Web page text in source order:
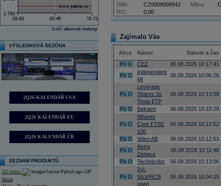
Další akciové indexy
VÝSLEDKOVÁ SEZÓNA
2Q26 KALENDÁŘ USA
2Q26 KALENDÁŘ EU
2Q26 KALENDÁŘ ČR
SEZNAM PRODUKTŮ
AD Index
Akcie
RIC: 0,00
ISIN: CZ0009008942 Měna:
Zajímalo Vás
Akce Název
Datum a čas
Po O ČEZ
06.08.2026 10:17:41
Po O
Independent
MI
06.08.2026 10:06:26
Po O
Leverage
Shares 3x
Tesla ETP
06.08.2026 10:13:08
Po O Bekaert 06.08.2026 10:10:29
Po O
iShares
Core FTSE
100
06.08.2026 10:12:52
Po O Volvo AB
06.08.2026 10:12:53
Po O
Astra
Zeneca
06.08.2026 10:11:48
Po O Technicolor 06.08.2026 10:13:06
Po O
2xL
SILV/RCB
open
06.08.2026 10:04:20